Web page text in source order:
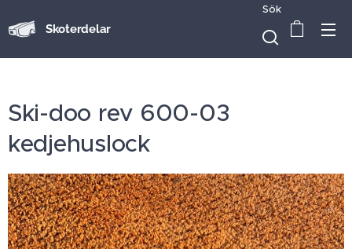
Skoterdelar
Sök
Ski-doo rev 600-03
kedjehuslock